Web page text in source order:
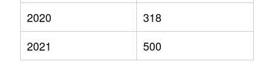
2020
318
2021
500